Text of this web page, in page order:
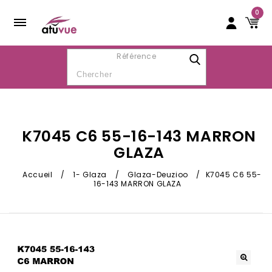
0
Référence
K7045 C6 55-16-143 MARRON
GLAZA
Accueil / 1- Glaza / Glaza-Deuzioo /
K7045 C6 55-
16-143 MARRON GLAZA